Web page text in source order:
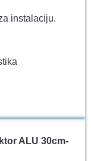
instalaciju.
ALU 30cm-